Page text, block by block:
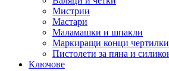
Мистрии
Мастари
Маламашки и шпакли
Маркиращи конци чертилки
Пистолети за пяна и
Ключове